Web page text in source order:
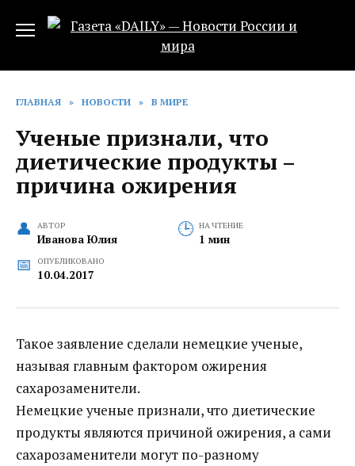
ГЛАВНАЯ » НОВОСТИ » В МИРЕ
Ученые признали, что
диетические продукты –
причина ожирения
АВТОР
Иванова Юлия
НА ЧТЕНИЕ
1 мин
ОПУБЛИКОВАНО
10.04.2017
Такое заявление сделали немецкие ученые,
называя главным фактором ожирения
сахарозаменители.
Немецкие ученые признали, что диетические
продукты являются причиной ожирения, а сами
сахарозаменители могут по-разному